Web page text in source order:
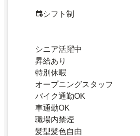
シフト制
シニア活躍中
昇給あり
特別休暇
オープニングスタッフ
バイク通勤OK
車通勤OK
職場内禁煙
髪型髪色自由